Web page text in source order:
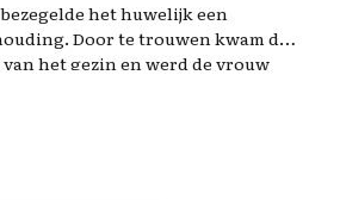
het huwelijk een
Door te trouwen kwam de
het gezin en werd de vrouw
Ze mocht niet zelf contracten
bankrekening beheren. Nog
criminaliseerde
maakte sommige kinderen wettig